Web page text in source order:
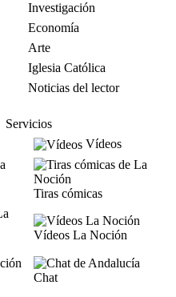
Investigación
Economía
Arte
Iglesia Católica
Noticias del lector
Servicios
Vídeos
Tiras cómicas
Vídeos La Noción
Chat